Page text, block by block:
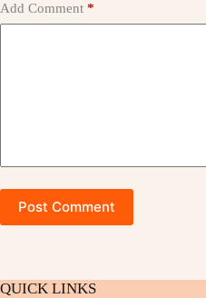
Add Comment *
Post Comment
QUICK LINKS